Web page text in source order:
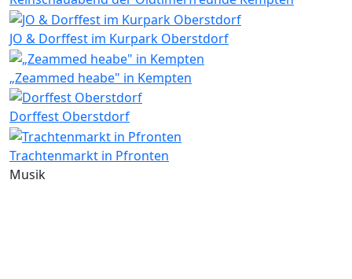
JO & Dorffest im Kurpark Oberstdorf
„Zeammed heabe" in Kempten
Dorffest Oberstdorf
Trachtenmarkt in Pfronten
Musik